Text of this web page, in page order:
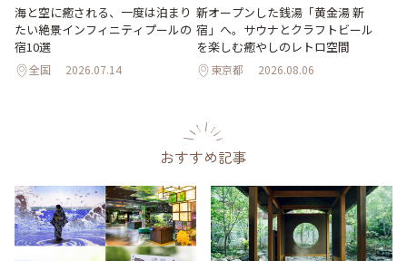
海と空に癒される、一度は泊まり
たい絶景インフィニティプールの
宿10選
全国 2026.07.14
新オープンした銭湯「黄金湯 新
宿」へ。サウナとクラフトビール
を楽しむ癒やしのレトロ空間
東京都 2026.08.06
おすすめ記事